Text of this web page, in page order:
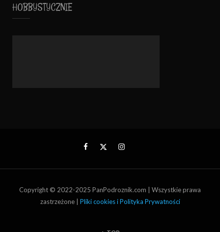
HOBBYSTYCZNIE
Copyright © 2022-2025 PanPodroznik.com | Wszystkie prawa
zastrzeżone | Pliki cookies i Polityka Prywatności